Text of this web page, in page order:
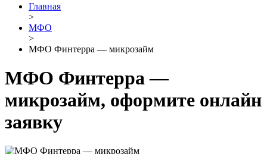
Главная
>
МФО
>
МФО Финтерра — микрозайм
МФО Финтерра —
микрозайм, оформите онлайн
заявку